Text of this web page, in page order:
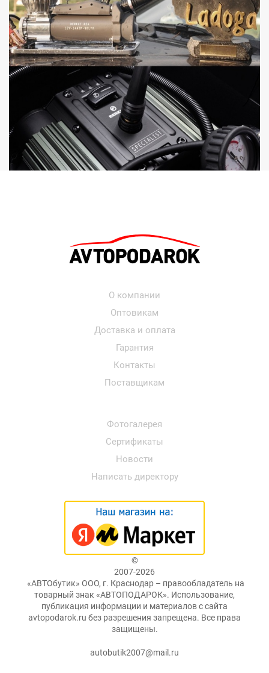
О компании
Оптовикам
Доставка и оплата
Гарантия
Контакты
Поставщикам
Фотогалерея
Сертификаты
Новости
Написать директору
©
2007-2026
«АВТОбутик» ООО, г. Краснодар – правообладатель на
товарный знак «АВТОПОДАРОК». Использование,
публикация информации и материалов с сайта
avtopodarok.ru без разрешения запрещена. Все права
защищены.
autobutik2007@mail.ru